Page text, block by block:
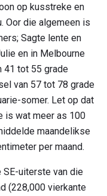
op kusstreke en
Oor die algemeen is
Sagte lente en
en in Melbourne
41 tot 55 grade
van 57 tot 78 grade
somer. Let op dat
is wat meer as 100
maandelikse
per maand.
uiterste van die
(228,000 vierkante